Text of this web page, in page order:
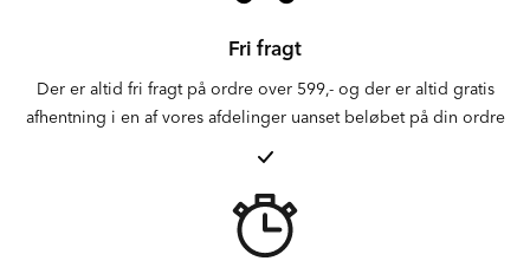
Fri fragt
Der er altid fri fragt på ordre over 599,- og der er altid gratis
afhentning i en af vores afdelinger uanset beløbet på din ordre